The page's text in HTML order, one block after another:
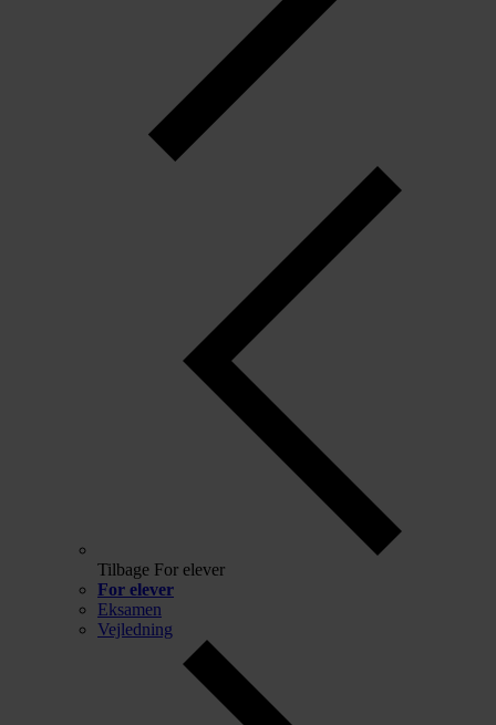
Tilbage For elever
For elever
Eksamen
Vejledning